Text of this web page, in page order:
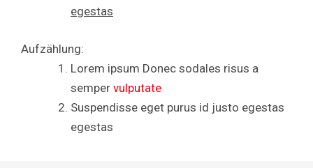
egestas
Aufzählung:
Lorem ipsum Donec sodales risus a
semper vulputate
Suspendisse eget purus id justo egestas
egestas